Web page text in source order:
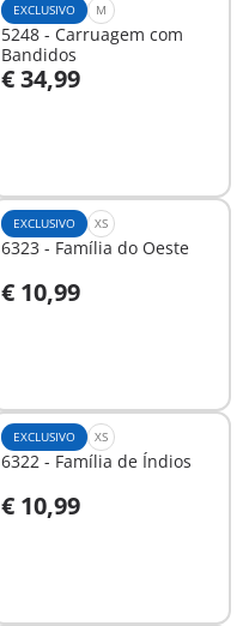
EXCLUSIVO M
5248 - Carruagem com
Bandidos
€ 34,99
Ao carrinho
EXCLUSIVO XS
6323 - Família do Oeste
€ 10,99
Ao carrinho
EXCLUSIVO XS
6322 - Família de Índios
€ 10,99
Ao carrinho